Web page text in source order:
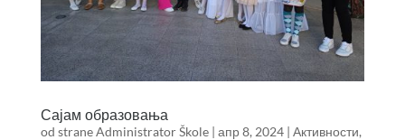
Сајам образовања
od straneAdministrator Škole| апр 8, 2024| Активности,